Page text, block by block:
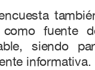
fuente
siendo
informativa.